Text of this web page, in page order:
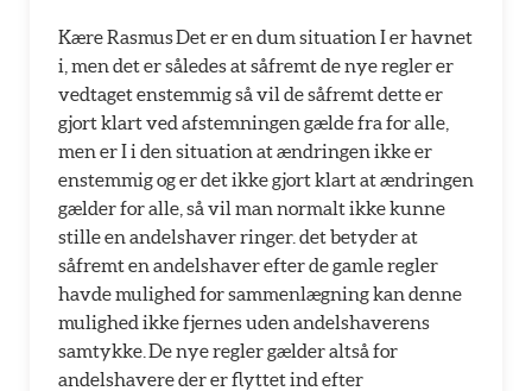
Kære Rasmus Det er en dum situation I er havnet
i, men det er således at såfremt de nye regler er
vedtaget enstemmig så vil de såfremt dette er
gjort klart ved afstemningen gælde fra for alle,
men er I i den situation at ændringen ikke er
enstemmig og er det ikke gjort klart at ændringen
gælder for alle, så vil man normalt ikke kunne
stille en andelshaver ringer. det betyder at
såfremt en andelshaver efter de gamle regler
havde mulighed for sammenlægning kan denne
mulighed ikke fjernes uden andelshaverens
samtykke. De nye regler gælder altså for
andelshavere der er flyttet ind efter